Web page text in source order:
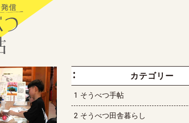
カテゴリー
そうべつ手帖
そうべつ田舎暮らし